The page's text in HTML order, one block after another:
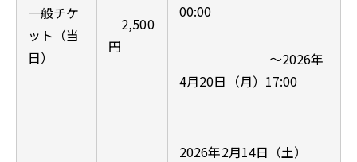
一般チケ
ット（当
日）
2,500
円
00:00
～2026年
4月20日（月）17:00
2026年2月14日（土）